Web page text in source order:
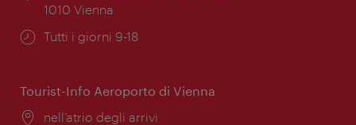
1010 Vienna
Orari
Tutti i giorni 9-18
Tourist-Info Aeroporto di Vienna
Posizione:
nell’atrio degli arrivi